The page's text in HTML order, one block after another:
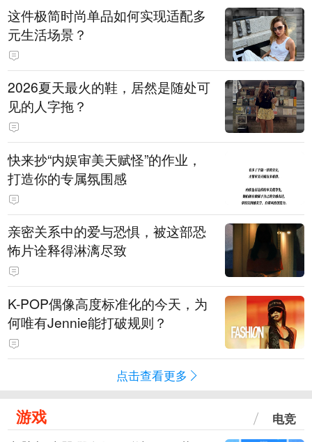
这件极简时尚单品如何实现适配多
元生活场景？
2026夏天最火的鞋，居然是随处可
见的人字拖？
快来抄“内娱审美天赋怪”的作业，
打造你的专属氛围感
亲密关系中的爱与恐惧，被这部恐
怖片诠释得淋漓尽致
K-POP偶像高度标准化的今天，为
何唯有Jennie能打破规则？
点击查看更多
游戏 电竞